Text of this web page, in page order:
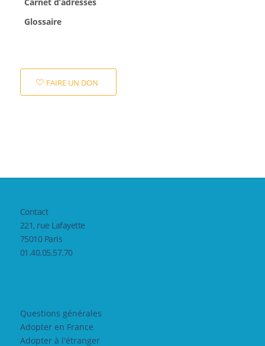
Glossaire
FAIRE UN DON
Contact
221, rue Lafayette
75010 Paris
01.40.05.57.70
Questions générales
Adopter en France
Adopter à l'étranger